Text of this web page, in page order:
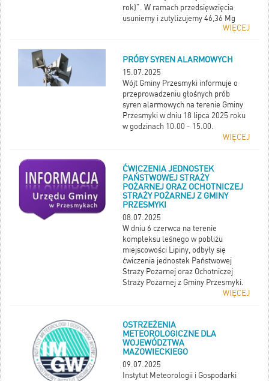
rok)”. W ramach przedsięwzięcia
usuniemy i zutylizujemy 46,36 Mg
wyrobów zawierających azbest,
dofinasowanie w kwocie 29.991,21
zł.
WIĘCEJ
PRÓBY SYREN ALARMOWYCH
15.07.2025
Wójt Gminy Przesmyki informuje o
przeprowadzeniu głośnych prób
syren alarmowych na terenie Gminy
Przesmyki w dniu 18 lipca 2025 roku
w godzinach 10.00 - 15.00.
WIĘCEJ
ĆWICZENIA JEDNOSTEK
PAŃSTWOWEJ STRAŻY
POŻARNEJ ORAZ OCHOTNICZEJ
STRAŻY POŻARNEJ Z GMINY
PRZESMYKI
08.07.2025
W dniu 6 czerwca na terenie
kompleksu leśnego w pobliżu
miejscowości Lipiny, odbyły się
ćwiczenia jednostek Państwowej
Straży Pożarnej oraz Ochotniczej
Straży Pożarnej z Gminy Przesmyki.
WIĘCEJ
OSTRZEŻENIA
METEOROLOGICZNE DLA
WOJEWÓDZTWA
MAZOWIECKIEGO
09.07.2025
Instytut Meteorologii i Gospodarki